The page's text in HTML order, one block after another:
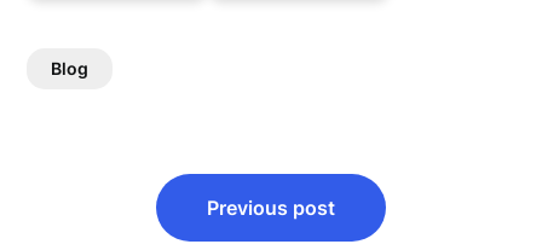
Blog
navigation
Previous post